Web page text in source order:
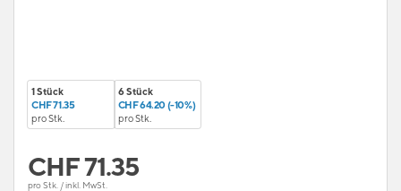
1 Stück
CHF 71.35
pro Stk.
6 Stück
CHF 64.20 (-10%)
pro Stk.
CHF71.35
pro Stk. / inkl. MwSt.